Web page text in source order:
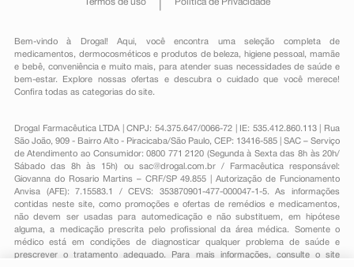
Termos de uso Política de Privacidade
Bem-vindo à Drogal! Aqui, você encontra uma seleção completa de
medicamentos , dermocosméticos e produtos de beleza, higiene pessoal ,mamãe
e bebê, conveniênciae muito mais, para atender suas necessidades de saúde e
bem-estar. Explore nossas ofertas e descubra o cuidado que você merece!
Confira todas as categorias do site.
Drogal Farmacêutica LTDA | CNPJ: 54.375.647/0066-72 | IE: 535.412.860.113 | Rua
São João, 909 - Bairro Alto - Piracicaba/São Paulo, CEP: 13416-585 | SAC – Serviço
de Atendimento ao Consumidor: 0800 771 2120 (Segunda à Sexta das 8h às 20h/
Sábado das 8h às 15h) ou sac@drogal.com.br/ Farmacêutica responsável:
Giovanna do Rosario Martins – CRF/SP 49.855 | Autorização de Funcionamento
Anvisa (AFE): 7.15583.1 / CEVS: 353870901-477-000047-1-5. As informações
contidas neste site, como promoções e ofertas de remédios e medicamentos,
não devem ser usadas para automedicação e não substituem, em hipótese
alguma, a medicação prescrita pelo profissional da área médica. Somente o
médico está em condições de diagnosticar qualquer problema de saúde e
prescrever o tratamento adequado. Para mais informações, consulte o site